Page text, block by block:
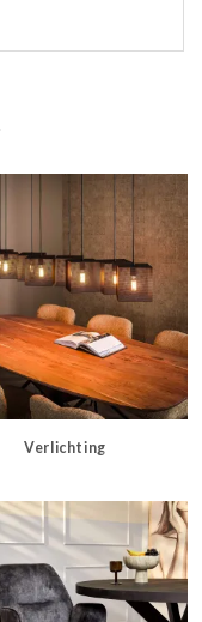
Verlichting